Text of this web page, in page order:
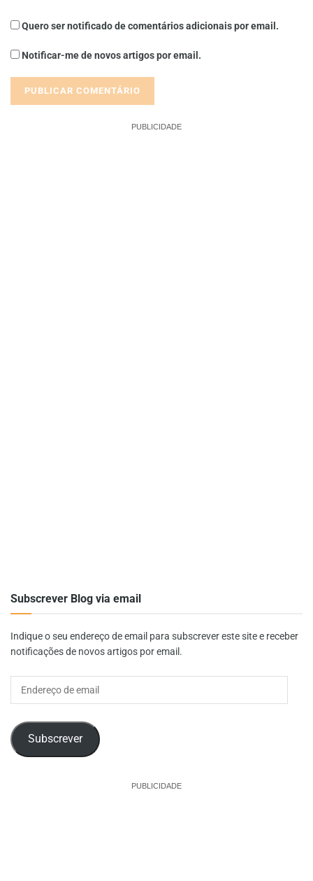
Quero ser notificado de comentários adicionais por email.
Notificar-me de novos artigos por email.
PUBLICIDADE
Subscrever Blog via email
Indique o seu endereço de email para subscrever este site e receber
notificações de novos artigos por email.
Endereço
Subscrever
PUBLICIDADE